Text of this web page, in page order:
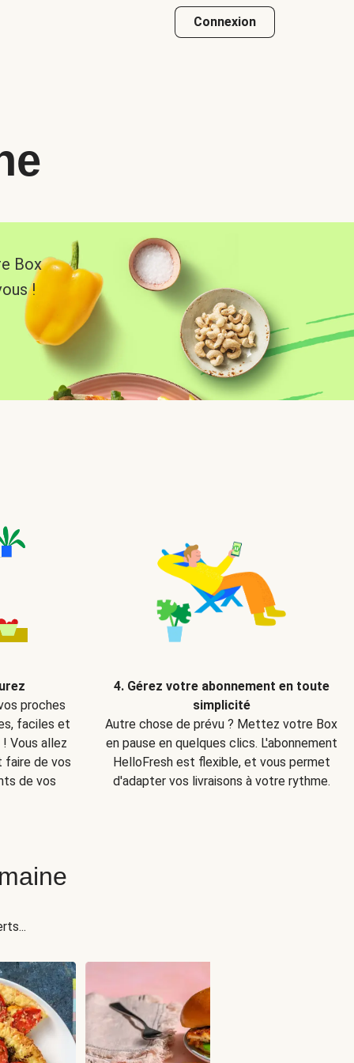
Connexion
Box
!
proches
faciles et
Vous allez
faire de vos
de vos
4. Gérez votre abonnement en toute
simplicité
Autre chose de prévu ? Mettez votre Box
en pause en quelques clics. L'abonnement
HelloFresh est flexible, et vous permet
d'adapter vos livraisons à votre rythme.